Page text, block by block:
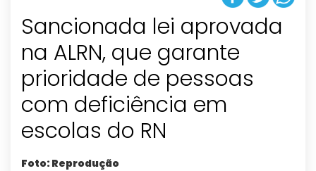
Sancionada lei aprovada
na ALRN, que garante
prioridade de pessoas
com deficiência em
escolas do RN
Foto: Reprodução